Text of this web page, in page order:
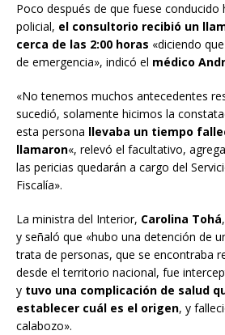
Poco después de que fuese conducido
policial, el consultorio recibió un
cerca de las 2:00 horas «diciendo
de emergencia», indicó el médico
«No tenemos muchos antecedentes
sucedió, solamente hicimos la
esta persona llevaba un tiempo
llamaron«, relevó el facultativo,
las pericias quedarán a cargo del
Fiscalía».
La ministra del Interior, Carolina Tohá
y señaló que «hubo una detención de
trata de personas, que se encontraba
desde el territorio nacional, fue
y tuvo una complicación de salud
establecer cuál es el origen, y
calabozo».